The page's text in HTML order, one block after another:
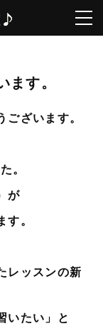
す。
ざいます。
。
が
。
レッスンの新
いたい」と